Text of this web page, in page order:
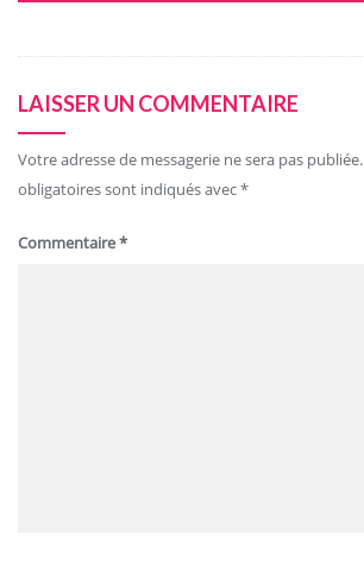
LAISSER UN COMMENTAIRE
Votre adresse de messagerie ne sera pas publiée.
obligatoires sont indiqués avec*
Commentaire*